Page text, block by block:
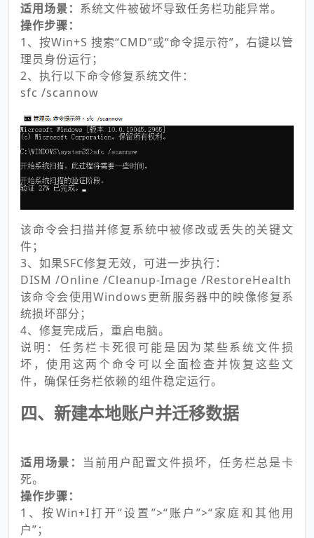
适用场景： 系统文件被破坏导致任务栏功能异常。
操作步骤：
1、按Win+S 搜索“CMD”或“命令提示符”，右键以管
理员身份运行；
2、执行以下命令修复系统文件：
sfc /scannow
该命令会扫描并修复系统中被修改或丢失的关键文
件；
3、如果SFC修复无效，可进一步执行：
DISM /Online /Cleanup-Image /RestoreHealth
该命令会使用Windows更新服务器中的映像修复系
统损坏部分；
4、修复完成后，重启电脑。
说明：任务栏卡死很可能是因为某些系统文件损
坏，使用这两个命令可以全面检查并恢复这些文
件，确保任务栏依赖的组件稳定运行。
四、新建本地账户并迁移数据
适用场景： 当前用户配置文件损坏，任务栏总是卡
死。
操作步骤：
1、按Win+I打开“设置”>“账户”>“家庭和其他用
户”；